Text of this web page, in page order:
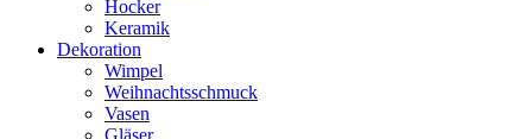
Hocker
Keramik
Dekoration
Wimpel
Weihnachtsschmuck
Vasen
Gläser